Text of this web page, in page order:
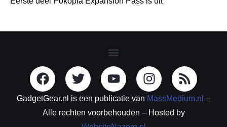
GadgetGear.nl is een publicatie van MassMedium.nl –
Alle rechten voorbehouden – Hosted by